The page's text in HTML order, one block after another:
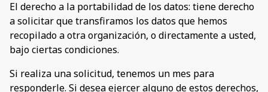
El derecho a la portabilidad de los datos: tiene derecho
a solicitar que transfiramos los datos que hemos
recopilado a otra organización, o directamente a usted,
bajo ciertas condiciones.
Si realiza una solicitud, tenemos un mes para
responderle. Si desea ejercer alguno de estos derechos,